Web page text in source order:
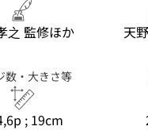
之 監修ほか 天
数・大きさ等
; 19cm